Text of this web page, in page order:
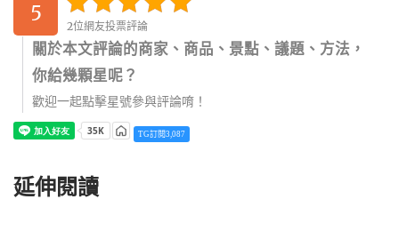
5
2位網友投票評論
關於本文評論的商家、商品、景點、議題、方法，
你給幾顆星呢？
歡迎一起點擊星號參與評論唷！
TG訂閱3,087
延伸閱讀